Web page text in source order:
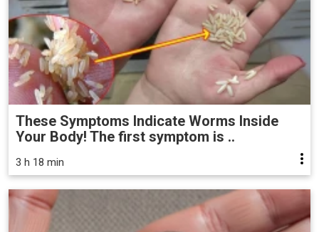
These Symptoms Indicate Worms Inside
Your Body! The first symptom is ..
3 h 18 min